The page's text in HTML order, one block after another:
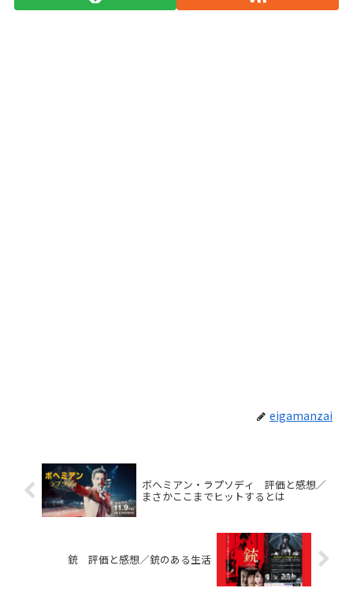
eigamanzai
ボヘミアン・ラプソディ 評価と感想／
まさかここまでヒットするとは
銃 評価と感想／銃のある生活